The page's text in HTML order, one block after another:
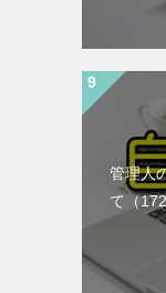
管理人
て
（